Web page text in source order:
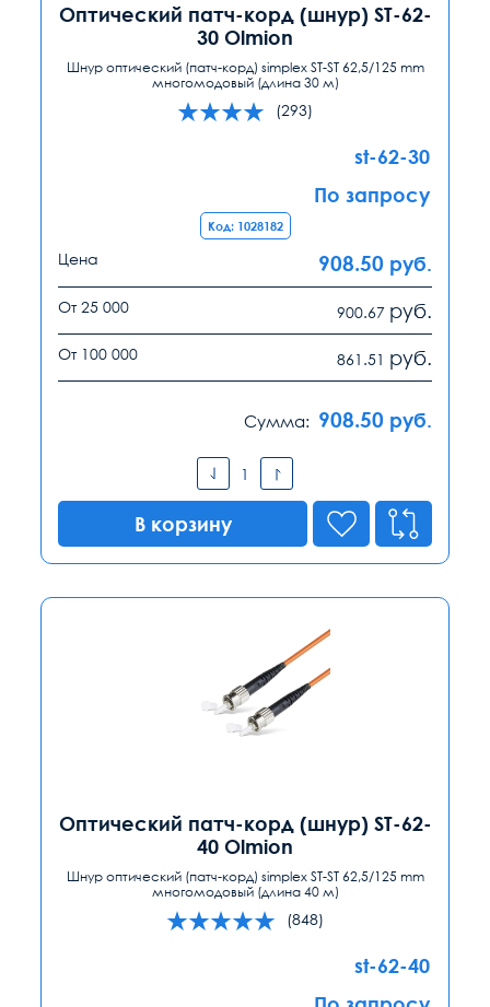
Оптический патч-корд (шнур) ST-62-
30 Olmion
Шнур оптический (патч-корд) simplex ST-ST 62,5/125 mm
многомодовый (длина 30 м)
(293)
st-62-30
По запросу
Код: 1028182
Цена 908.50 руб.
От 25 000 900.67 руб.
От 100 000 861.51 руб.
Сумма: 908.50 руб.
В корзину
Оптический патч-корд (шнур) ST-62-
40 Olmion
Шнур оптический (патч-корд) simplex ST-ST 62,5/125 mm
многомодовый (длина 40 м)
(848)
st-62-40